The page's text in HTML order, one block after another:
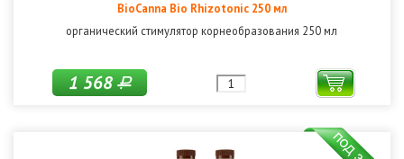
BioCanna Bio Rhizotonic 250 мл
органический стимулятор корнеобразования 250 мл
1 568Р